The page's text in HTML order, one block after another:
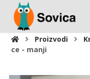
Proizvodi
ce - manji